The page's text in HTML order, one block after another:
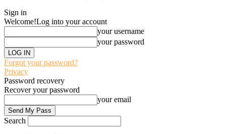
Sign in
Welcome!Log into your account
your username
your password
Forgot your password?
Privacy
Password recovery
Recover your password
your email
Search